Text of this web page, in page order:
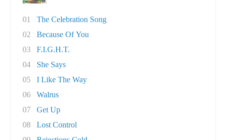
01
The Celebration Song
02
Because Of You
03
F.I.G.H.T.
04
She Says
05
I Like The Way
06
Walrus
07
Get Up
08
Lost Control